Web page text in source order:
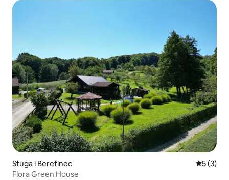
Stuga i Beretinec 5 av 5 i
5 (3)
Flora Green House